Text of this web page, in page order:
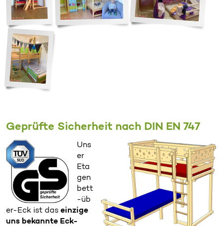
Geprüfte Sicherheit nach DIN EN 747
Uns
er
Eta
gen
bett
-üb
er-Eck ist das einzige
uns bekannte Eck-